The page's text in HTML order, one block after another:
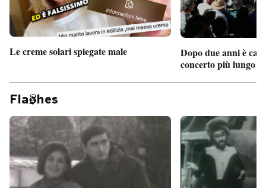
Le creme solari spiegate male
Dopo due anni è
concerto più lungo
Fla hes